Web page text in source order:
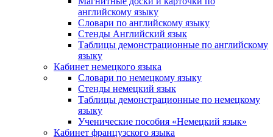
английскому языку
Словари по английскому языку
Стенды Английский язык
Таблицы демонстрационные по английскому
языку
Кабинет немецкого языка
Словари по немецкому языку
Стенды немецкий язык
Таблицы демонстрационные по немецкому
языку
Ученические пособия «Немецкий язык»
Кабинет французского языка